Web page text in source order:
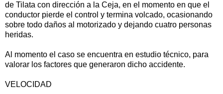
de Tilata con dirección a la Ceja, en el momento en que el
conductor pierde el control y termina volcado, ocasionando
sobre todo daños al motorizado y dejando cuatro personas
heridas.
Al momento el caso se encuentra en estudio técnico, para
valorar los factores que generaron dicho accidente.
VELOCIDAD